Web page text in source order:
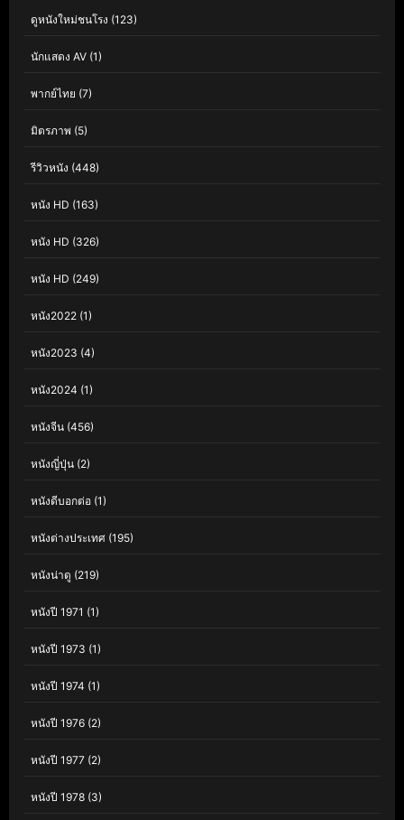
ดูหนังใหม่ชนโรง (123)
นักแสดง AV (1)
พากย์ไทย (7)
มิตรภาพ (5)
รีวิวหนัง (448)
หนัง HD (163)
หนัง HD (326)
หนัง HD (249)
หนัง2022 (1)
หนัง2023 (4)
หนัง2024 (1)
หนังจีน (456)
หนังญี่ปุ่น (2)
หนังดีบอกต่อ (1)
หนังต่างประเทศ (195)
หนังน่าดู (219)
หนังปี 1971 (1)
หนังปี 1973 (1)
หนังปี 1974 (1)
หนังปี 1976 (2)
หนังปี 1977 (2)
หนังปี 1978 (3)